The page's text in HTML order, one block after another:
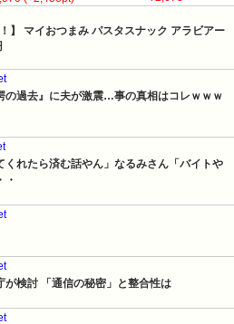
】 マイおつまみ パスタスナック アラビアー
の過去』に夫が激震…事の真相はコレｗｗｗ
くれたら済む話やん」なるみさん「バイトや
・
検討 「通信の秘密」と整合性は